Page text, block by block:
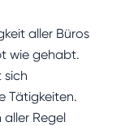
aller Büros
wie gehabt.
sich
Tätigkeiten.
aller Regel